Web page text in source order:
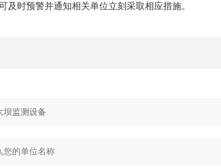
及时预警并通知相关单位立刻采取相应措施。